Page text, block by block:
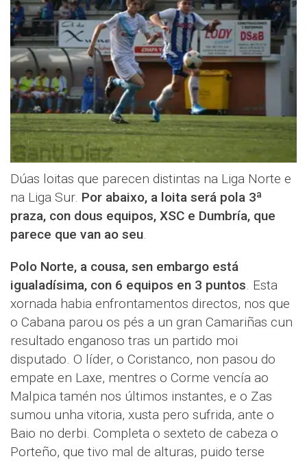
Dúas loitas que parecen distintas na Liga Norte e
na Liga Sur. Por abaixo, a loita será pola 3ª
praza, con dous equipos, XSC e Dumbría, que
parece que van ao seu.
Polo Norte, a cousa, sen embargo está
igualadísima, con 6 equipos en 3 puntos. Esta
xornada habia enfrontamentos directos, nos que
o Cabana parou os pés a un gran Camariñas cun
resultado enganoso tras un partido moi
disputado. O líder, o Coristanco, non pasou do
empate en Laxe, mentres o Corme vencía ao
Malpica tamén nos últimos instantes, e o Zas
sumou unha vitoria, xusta pero sufrida, ante o
Baio no derbi. Completa o sexteto de cabeza o
Porteño, que tivo mal de alturas, puido terse